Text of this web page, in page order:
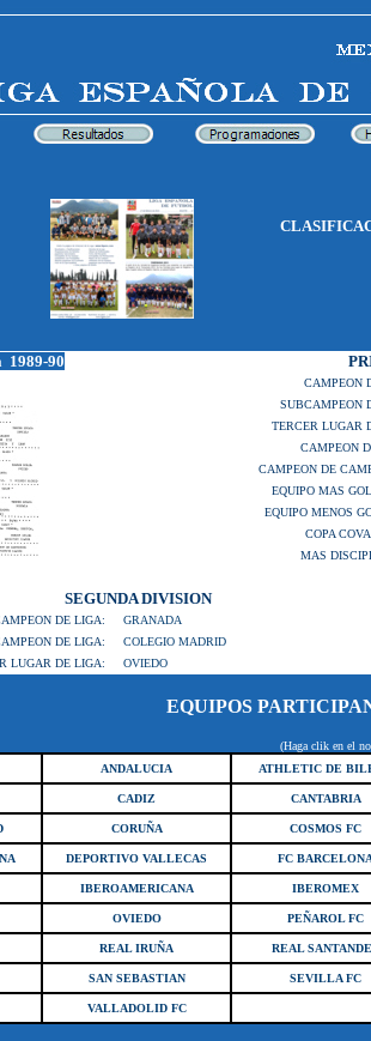
1989-90
CAMPEON
SUBCAMPEON
TERCER
CAMPEON
CAMPEON DE
EQUIPO MAS
EQUIPO MENOS
COPA
MAS
SEGUNDA DIVISION
DE LIGA:
GRANADA
DE LIGA:
COLEGIO MADRID
LUGAR DE LIGA:
OVIEDO
EQUIPOS
(Haga clik en el
ANDALUCIA ATHLETIC DE
CADIZ CANTABRIA
CORUÑA COSMOS FC
DEPORTIVO VALLECAS FC
IBEROAMERICANA IBEROMEX
OVIEDO PEÑAROL FC
REAL IRUÑA REAL
SAN SEBASTIAN SEVILLA FC
VALLADOLID FC